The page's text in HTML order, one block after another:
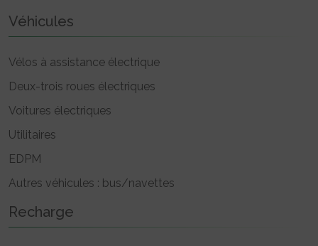
Véhicules
Vélos à assistance électrique
Deux-trois roues électriques
Voitures électriques
Utilitaires
EDPM
Autres véhicules : bus/navettes
Recharge